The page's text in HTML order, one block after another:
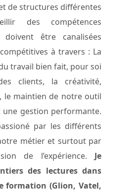
de structures différentes
des compétences
être canalisées
à travers : La
travail bien fait, pour soi
clients, la créativité,
le maintien de notre outil
une gestion performante.
par les différents
métier et surtout par
de l’expérience. Je
des lectures dans
formation (Glion, Vatel,